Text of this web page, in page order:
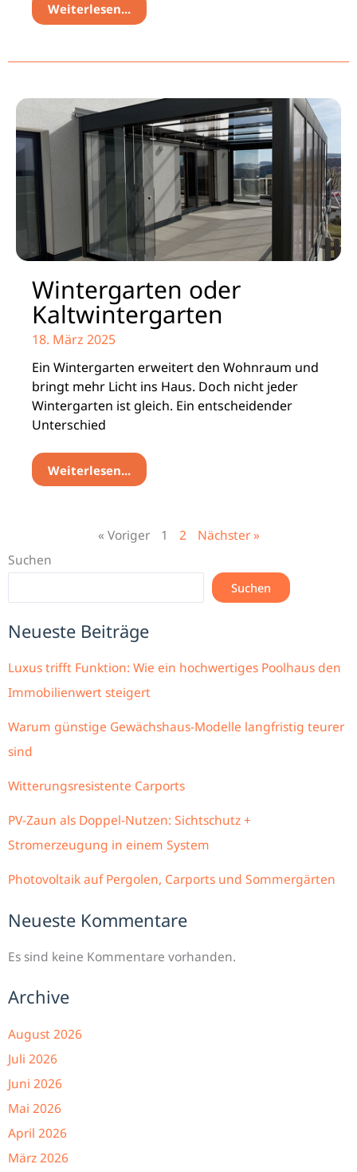
Weiterlesen...
Wintergarten oder
Kaltwintergarten
18. März 2025
Ein Wintergarten erweitert den Wohnraum und
bringt mehr Licht ins Haus. Doch nicht jeder
Wintergarten ist gleich. Ein entscheidender
Unterschied
Weiterlesen...
« Voriger 1 2
Nächster »
Suchen
Suchen
Neueste Beiträge
Luxus trifft Funktion: Wie ein hochwertiges Poolhaus den
Immobilienwert steigert
Warum günstige Gewächshaus-Modelle langfristig teurer
sind
Witterungsresistente Carports
PV-Zaun als Doppel-Nutzen: Sichtschutz +
Stromerzeugung in einem System
Photovoltaik auf Pergolen, Carports und Sommergärten
Neueste Kommentare
Es sind keine Kommentare vorhanden.
Archive
August 2026
Juli 2026
Juni 2026
Mai 2026
April 2026
März 2026